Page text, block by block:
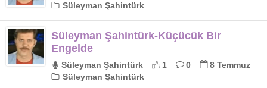
Süleyman Şahintürk
Süleyman Şahintürk-Küçücük Bir
Engelde
Süleyman Şahintürk 1 0
8 Temmuz
Süleyman Şahintürk